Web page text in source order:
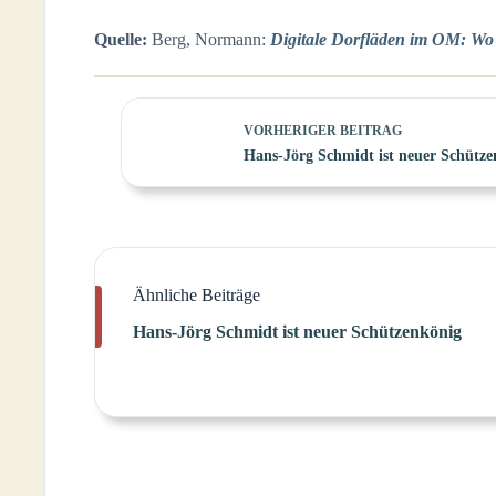
Quelle: Berg, Normann: Digitale Dorfläden im OM:
VORHERIGER BEITRAG
Hans-Jörg Schmidt ist neuer
Ähnliche Beiträge
Hans-Jörg Schmidt ist neuer Schützenkönig